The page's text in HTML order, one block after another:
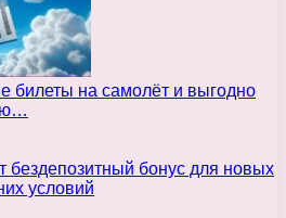
билеты на самолёт и выгодно
бездепозитный бонус для новых
условий